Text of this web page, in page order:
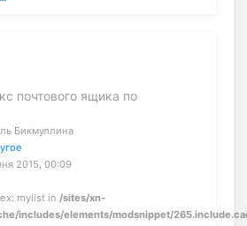
почтового ящика по
Бикмуллина
2015, 00:09
mylist in /sites/xn-
includes/elements/modsnippet/